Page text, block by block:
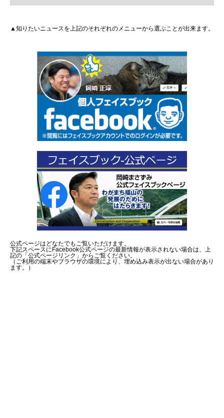
▲知りたいニュースを上記のそれぞれのメニューから選ぶことが出来ます。
公式ページはどなたでもご覧いただけます。
下記スペースにFacebook公式ページの最新情報が表示されない場合は、上
記の「公式ページリンク」からご覧ください。
（ご利用の端末やブラウザの環境により、埋め込み表示が出ない場合があり
ます。）